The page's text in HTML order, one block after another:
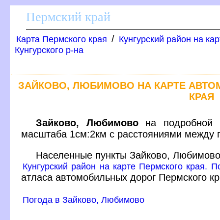
Пермский край
Карта Пермского края / Кунгурский район на
Кунгурского р-на
ЗАЙКОВО, ЛЮБИМОВО НА КАРТЕ
КРАЯ
Зайково, Любимовона подробной
масштаба 1см:2км с расстояниями между
Населенные пункты Зайково,
Кунгурский район на карте Пермского края.
атласа автомобильных дорог Пермского
Погода в Зайково, Любимово